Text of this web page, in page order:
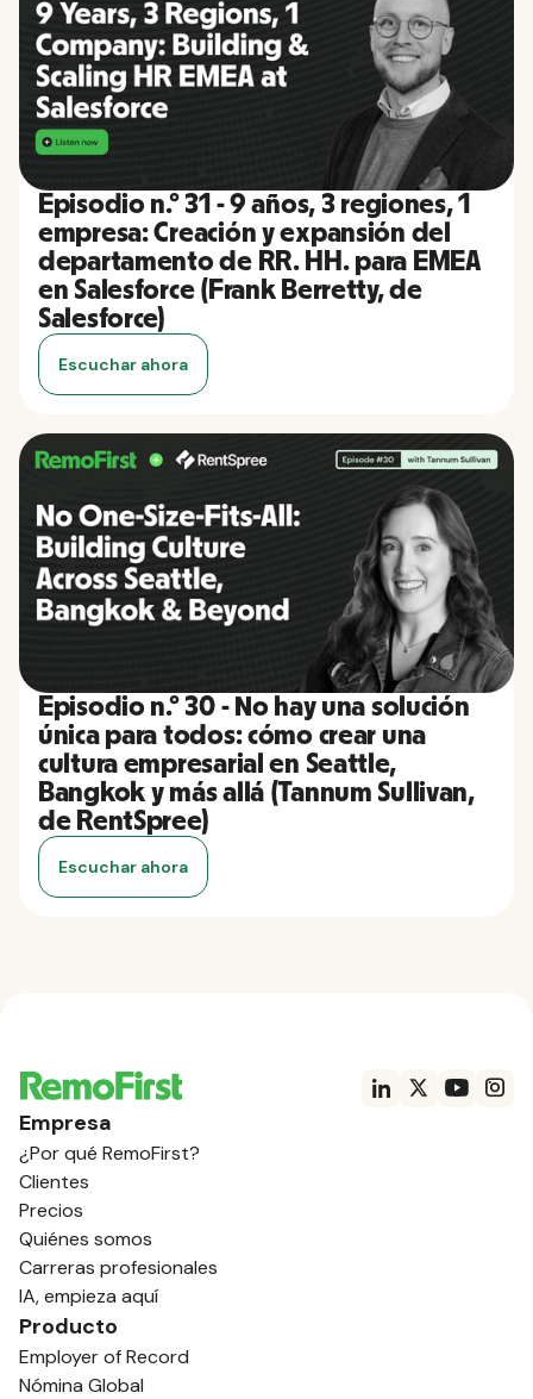
Episodio n.º 31 - 9 años, 3 regiones, 1
empresa: Creación y expansión del
departamento de RR. HH. para EMEA
en Salesforce (Frank Berretty, de
Salesforce)
Escuchar ahora
Episodio n.º 30 - No hay una solución
única para todos: cómo crear una
cultura empresarial en Seattle,
Bangkok y más allá (Tannum Sullivan,
de RentSpree)
Escuchar ahora
Empresa
¿Por qué RemoFirst?
Clientes
Precios
Quiénes somos
Carreras profesionales
IA, empieza aquí
Producto
Employer of Record
Nómina Global